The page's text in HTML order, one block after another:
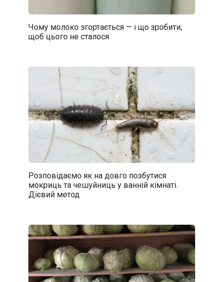
Чому молоко згортається — і що зробити,
щоб цього не сталося
Розповідаємо як на довго позбутися
мокриць та чешуйниць у ванній кімнаті.
Дієвий метод